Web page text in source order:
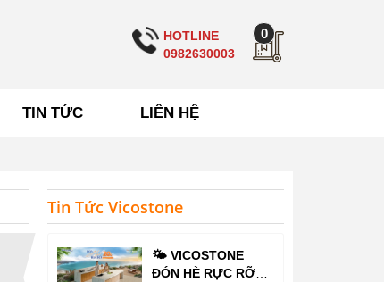
HOTLINE
0982630003
0
TIN TỨC LIÊN HỆ
Tin Tức Vicostone
🌤️ VICOSTONE
ĐÓN HÈ RỰC RỠ –